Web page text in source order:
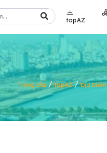
topAZ
Trang chủ/topAZ/Địa Điểm